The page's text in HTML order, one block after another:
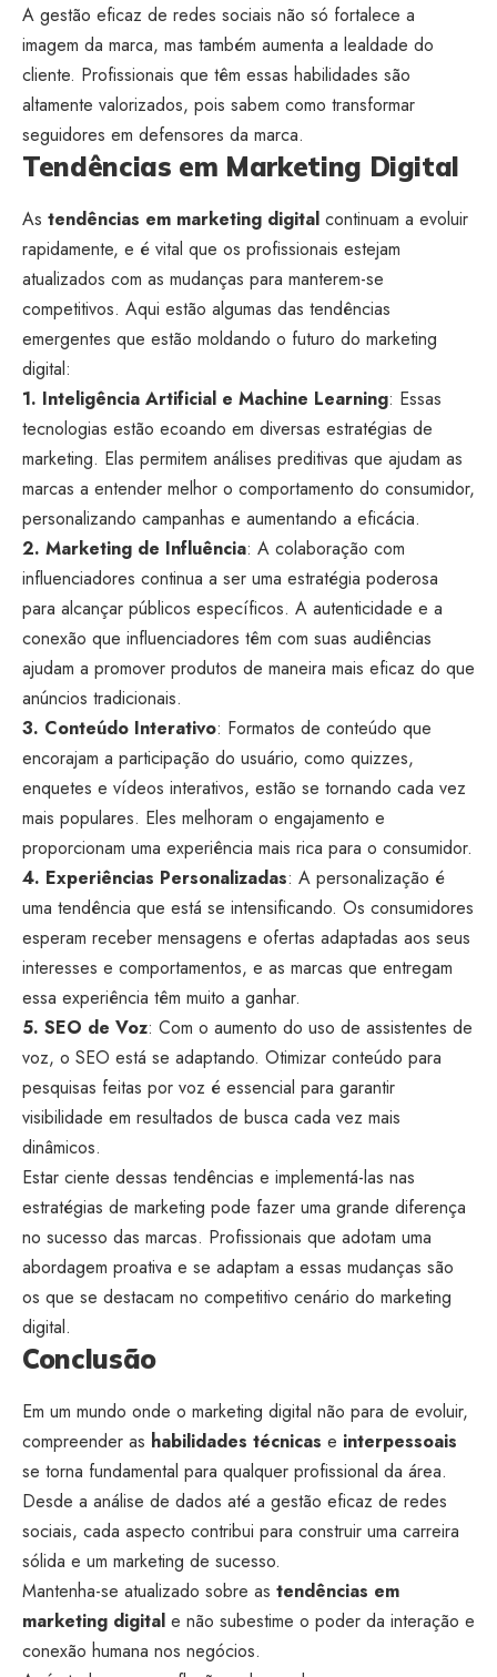
A gestão eficaz de redes sociais não só fortalece a
imagem da marca, mas também aumenta a lealdade do
cliente. Profissionais que têm essas habilidades são
altamente valorizados, pois sabem como transformar
seguidores em defensores da marca.
Tendências em Marketing Digital
As tendências em marketing digital continuam a evoluir
rapidamente, e é vital que os profissionais estejam
atualizados com as mudanças para manterem-se
competitivos. Aqui estão algumas das tendências
emergentes que estão moldando o futuro do marketing
digital:
1. Inteligência Artificial e Machine Learning: Essas
tecnologias estão ecoando em diversas estratégias de
marketing. Elas permitem análises preditivas que ajudam as
marcas a entender melhor o comportamento do consumidor,
personalizando campanhas e aumentando a eficácia.
2. Marketing de Influência: A colaboração com
influenciadores continua a ser uma estratégia poderosa
para alcançar públicos específicos. A autenticidade e a
conexão que influenciadores têm com suas audiências
ajudam a promover produtos de maneira mais eficaz do que
anúncios tradicionais.
3. Conteúdo Interativo: Formatos de conteúdo que
encorajam a participação do usuário, como quizzes,
enquetes e vídeos interativos, estão se tornando cada vez
mais populares. Eles melhoram o engajamento e
proporcionam uma experiência mais rica para o consumidor.
4. Experiências Personalizadas: A personalização é
uma tendência que está se intensificando. Os consumidores
esperam receber mensagens e ofertas adaptadas aos seus
interesses e comportamentos, e as marcas que entregam
essa experiência têm muito a ganhar.
5. SEO de Voz: Com o aumento do uso de assistentes de
voz, o SEO está se adaptando. Otimizar conteúdo para
pesquisas feitas por voz é essencial para garantir
visibilidade em resultados de busca cada vez mais
dinâmicos.
Estar ciente dessas tendências e implementá-las nas
estratégias de marketing pode fazer uma grande diferença
no sucesso das marcas. Profissionais que adotam uma
abordagem proativa e se adaptam a essas mudanças são
os que se destacam no competitivo cenário do marketing
digital.
Conclusão
Em um mundo onde o marketing digital não para de evoluir,
compreender as habilidades técnicas e interpessoais
se torna fundamental para qualquer profissional da área.
Desde a análise de dados até a gestão eficaz de redes
sociais, cada aspecto contribui para construir uma carreira
sólida e um marketing de sucesso.
Mantenha-se atualizado sobre as tendências em
marketing digital e não subestime o poder da interação e
conexão humana nos negócios.